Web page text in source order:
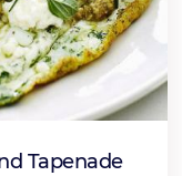
Tapenade